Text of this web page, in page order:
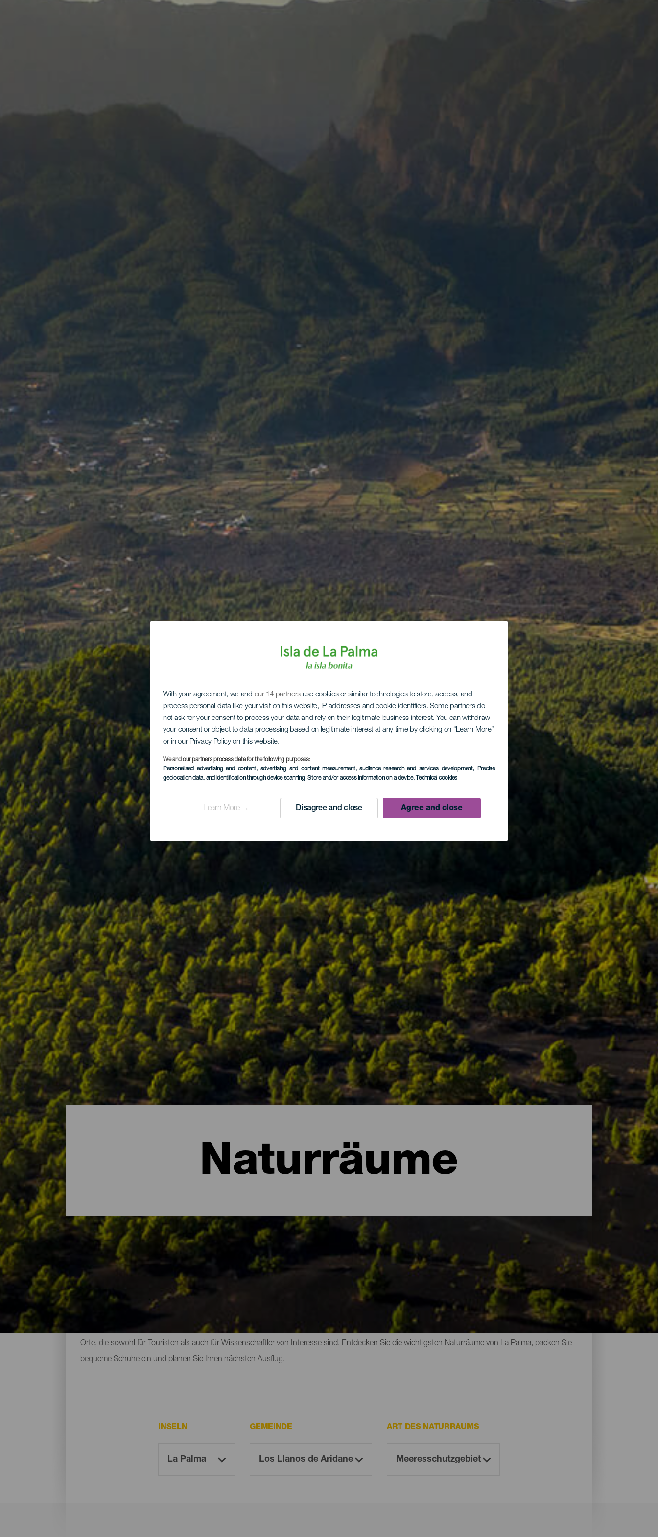
With your agreement, we and our 14 partners use cookies or similar technologies to store, access, and
process personal data like your visit on this website, IP addresses and cookie identifiers. Some partners do
not ask for your consent to process your data and rely on their legitimate business interest. You can withdraw
your consent or object to data processing based on legitimate interest at any time by clicking on “Learn More”
or in our Privacy Policy on this website.
We and our partners process data for the following purposes:
Personalised advertising and content, advertising and content measurement, audience research and services development, Precise
geolocation data, and identification through device scanning, Store and/or access information on a device, Technical cookies
Learn More → Disagree and close Agree and close
Naturräume
Die wichtigsten Naturräume von La Palma
Wenn es etwas gibt, das La Isla Bonita auszeichnet, dann ist es ihre üppige Natur, die voller Kontraste und Nuancen ist. La Palma wurde von der
UNESCO in seiner Gesamtheit als Biosphärenreservat anerkannt und beherbergt verschiedene Ökosysteme, die eine einzigartige Flora und Fauna
beherbergen. Zu den Naturräumen, die man auf der Insel entdecken kann, gehören Parks, Reservate und Naturdenkmäler, geschützte Räume und
Orte, die sowohl für Touristen als auch für Wissenschaftler von Interesse sind. Entdecken Sie die wichtigsten Naturräume von La Palma, packen Sie
bequeme Schuhe ein und planen Sie Ihren nächsten Ausflug.
INSELN GEMEINDE ART DES NATURRAUMS